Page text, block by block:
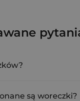
12 x
są woreczki?